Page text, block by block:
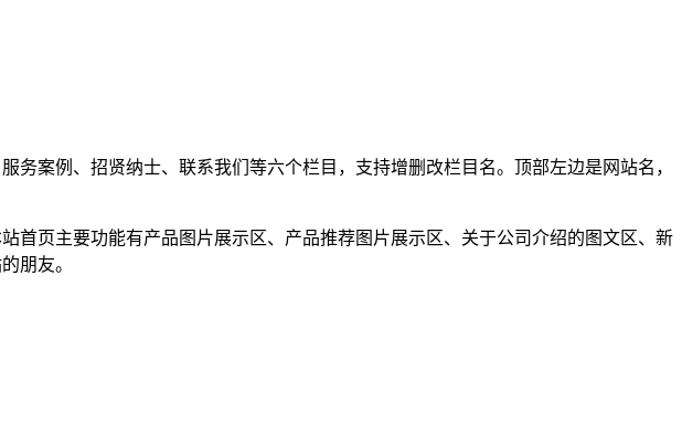
案例、招贤纳士、联系我们等六个栏目，支持增删改栏目名。顶部左边是网站名，
首页主要功能有产品图片展示区、产品推荐图片展示区、关于公司介绍的图文区、新
朋友。